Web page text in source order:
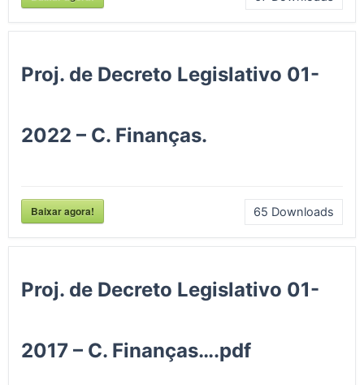
Proj. de Decreto Legislativo 01-
2022 – C. Finanças.
Baixar agora! 65 Downloads
Proj. de Decreto Legislativo 01-
2017 – C. Finanças….pdf